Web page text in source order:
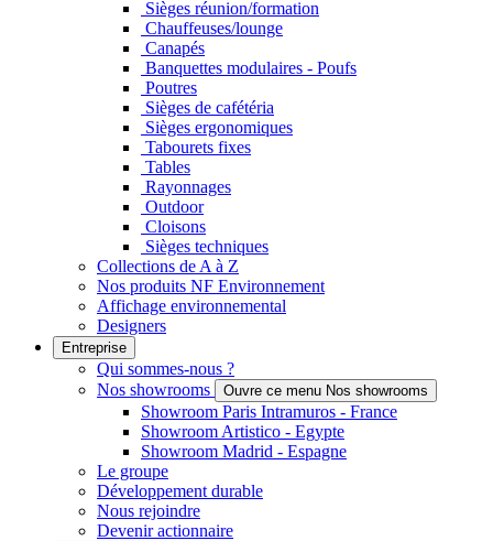
Sièges réunion/formation
Chauffeuses/lounge
Canapés
Banquettes modulaires - Poufs
Poutres
Sièges de cafétéria
Sièges ergonomiques
Tabourets fixes
Tables
Rayonnages
Outdoor
Cloisons
Sièges techniques
Collections de A à Z
Nos produits NF Environnement
Affichage environnemental
Designers
Entreprise
Qui sommes-nous ?
Nos showrooms
Ouvre ce menu Nos showrooms
Showroom Paris Intramuros - France
Showroom Artistico - Egypte
Showroom Madrid - Espagne
Le groupe
Développement durable
Nous rejoindre
Devenir actionnaire